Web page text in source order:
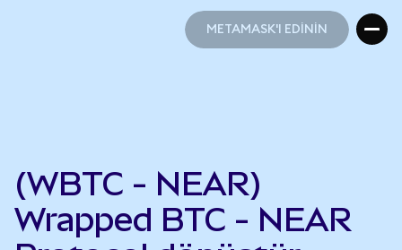
METAMASK'I EDİNİN
(WBTC - NEAR)
Wrapped BTC - NEAR